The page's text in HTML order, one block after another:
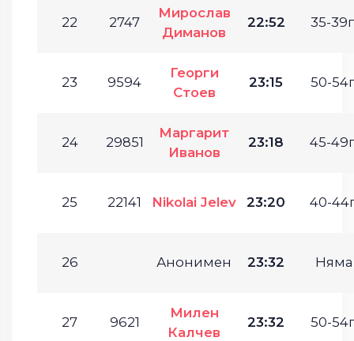
22 2747
Мирослав
Диманов
22:52 35-
23 9594
Георги
Стоев
23:15 50-
24 29851
Маргарит
Иванов
23:18 45-
25 22141 Nikolai Jelev 23:20 40-
26 Анонимен 23:32 Няма
27 9621
Милен
Калчев
23:32 50-